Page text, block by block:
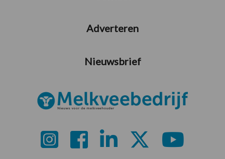
Adverteren
Nieuwsbrief